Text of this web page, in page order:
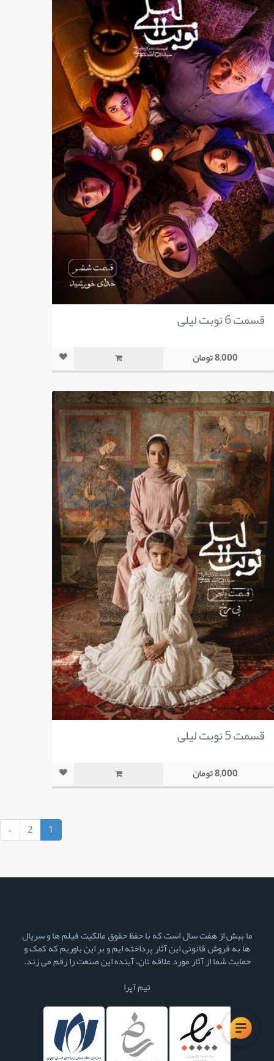
قسمت 6 نوبت لیلی
8,000 تومان
قسمت 5 نوبت لیلی
8,000 تومان
1
2
›
ما بیش از هفت سال است که با حفظ حقوق مالکیت فیلم ها و سریال
ها به فروش قانونی این آثار پرداخته ایم و بر این باوریم که کمک و
حمایت شما از آثار مورد علاقه تان، آینده این صنعت را رقم می زند.
تیم آپرا